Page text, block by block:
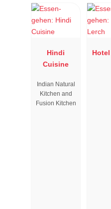
Hindi
Cuisine
Indian Natural
Kitchen and
Fusion Kitchen